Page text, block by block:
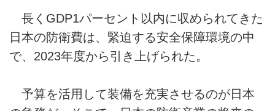
長くGDP1パーセント以内に収められてきた
日本の防衛費は、緊迫する安全保障環境の中
で、2023年度から引き上げられた。
予算を活用して装備を充実させるのが日本